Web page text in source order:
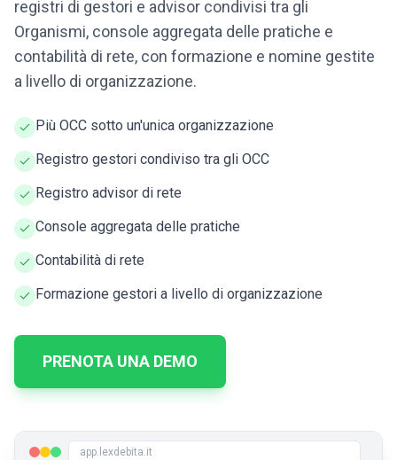
registri di gestori e advisor condivisi tra gli
Organismi, console aggregata delle pratiche e
contabilità di rete, con formazione e nomine gestite
a livello di organizzazione.
Più OCC sotto un'unica organizzazione
Registro gestori condiviso tra gli OCC
Registro advisor di rete
Console aggregata delle pratiche
Contabilità di rete
Formazione gestori a livello di organizzazione
PRENOTA UNA DEMO
app.lexdebita.it